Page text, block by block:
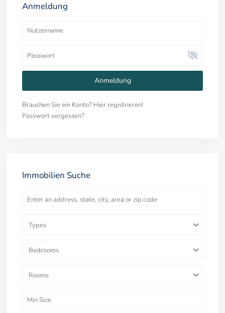
Anmeldung
Anmeldung
Brauchen Sie ein Konto? Hier registrieren!
Passwort vergessen?
Immobilien Suche
Types
Bedrooms
Rooms